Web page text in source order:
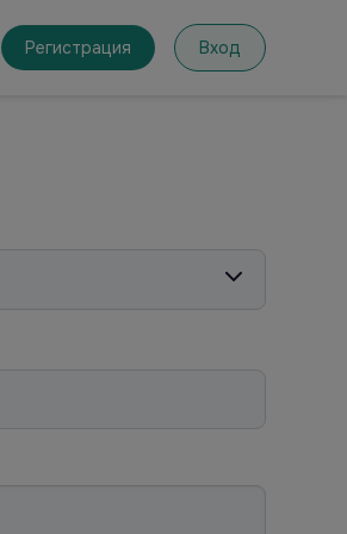
Регистрация Вход